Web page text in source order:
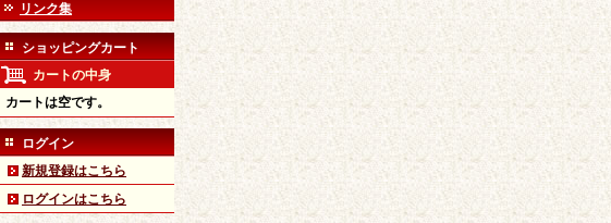
リンク集
ショッピングカート
カートの中身
カートは空です。
ログイン
新規登録はこちら
ログインはこちら